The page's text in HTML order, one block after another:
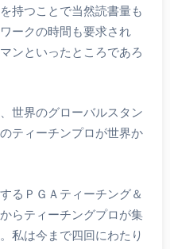
持つことで当然読書量も
ークの時間も要求され
ンといったところであろ
世界のグローバルスタン
ティーチンプロが世界か
るＰＧＡティーチング＆
らティーチングプロが集
私は今まで四回にわたり